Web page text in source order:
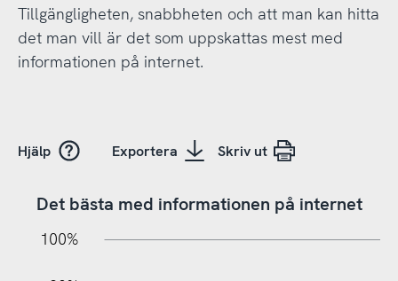
Tillgängligheten, snabbheten och att man kan hitta
det man vill är det som uppskattas mest med
informationen på internet.
Hjälp Exportera Skriv ut
Det bästa med informationen på internet
100%